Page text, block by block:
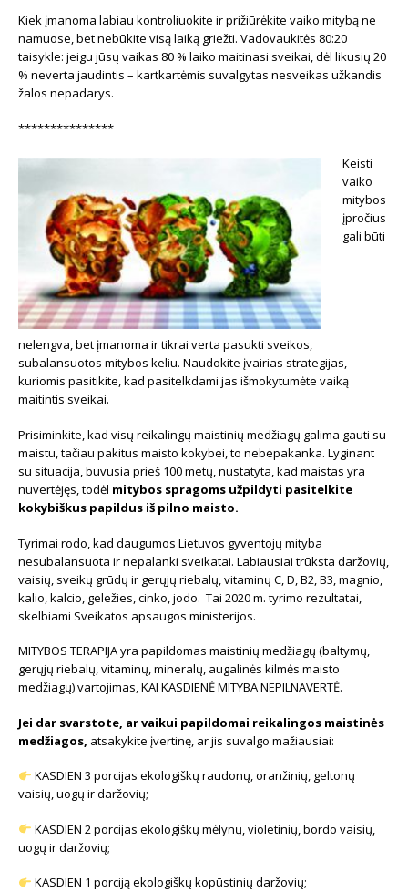
Kiek įmanoma labiau kontroliuokite ir prižiūrėkite vaiko mitybą ne
namuose, bet nebūkite visą laiką griežti. Vadovaukitės 80:20
taisykle: jeigu jūsų vaikas 80 % laiko maitinasi sveikai, dėl likusių 20
% neverta jaudintis – kartkartėmis suvalgytas nesveikas užkandis
žalos nepadarys.
***************
Keisti
vaiko
mitybos
įpročius
gali būti
nelengva, bet įmanoma ir tikrai verta pasukti sveikos,
subalansuotos mitybos keliu. Naudokite įvairias strategijas,
kuriomis pasitikite, kad pasitelkdami jas išmokytumėte vaiką
maitintis sveikai.
Prisiminkite, kad visų reikalingų maistinių medžiagų galima gauti su
maistu, tačiau pakitus maisto kokybei, to nebepakanka. Lyginant
su situacija, buvusia prieš 100 metų, nustatyta, kad maistas yra
nuvertėjęs, todėl mitybos spragoms užpildyti pasitelkite
kokybiškus papildus iš pilno maisto.
Tyrimai rodo, kad daugumos Lietuvos gyventojų mityba
nesubalansuota ir nepalanki sveikatai. Labiausiai trūksta daržovių,
vaisių, sveikų grūdų ir gerųjų riebalų, vitaminų C, D, B2, B3, magnio,
kalio, kalcio, geležies, cinko, jodo. Tai 2020 m. tyrimo rezultatai,
skelbiami Sveikatos apsaugos ministerijos.
MITYBOS TERAPIJA yra papildomas maistinių medžiagų (baltymų,
gerųjų riebalų, vitaminų, mineralų, augalinės kilmės maisto
medžiagų) vartojimas, KAI KASDIENĖ MITYBA NEPILNAVERTĖ.
Jei dar svarstote, ar vaikui papildomai reikalingos maistinės
medžiagos, atsakykite įvertinę, ar jis suvalgo mažiausiai:
KASDIEN 3 porcijas ekologiškų raudonų, oranžinių, geltonų
vaisių, uogų ir daržovių;
KASDIEN 2 porcijas ekologiškų mėlynų, violetinių, bordo vaisių,
uogų ir daržovių;
KASDIEN 1 porciją ekologiškų kopūstinių daržovių;